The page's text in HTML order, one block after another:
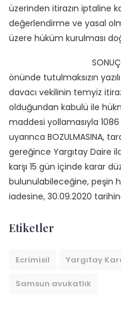
üzerinden itirazın iptaline
değerlendirme ve yasal
üzere hüküm kurulması
SONUÇ:
önünde tutulmaksızın
davacı vekilinin temyiz
olduğundan kabulü ile
maddesi yollamasıyla 1086
uyarınca BOZULMASINA,
gereğince Yargıtay Daire
karşı 15 gün içinde karar
bulunulabileceğine, peşin
iadesine, 30.09.2020
Etiketler
Ecrimisil Yargıtay
Samsun avukatlık